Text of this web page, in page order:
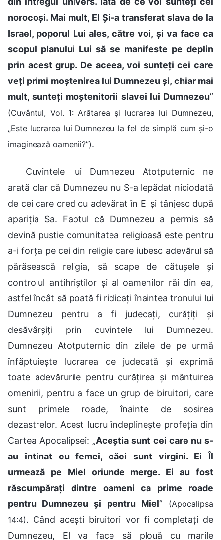
norocoși. Mai mult, El Și-a transferat slava de la
Israel, poporul Lui ales, către voi, și va face ca
scopul planului Lui să se manifeste pe deplin
prin acest grup. De aceea, voi sunteți cei care
veți primi moștenirea lui Dumnezeu și, chiar mai
mult, sunteți moștenitorii slavei lui Dumnezeu”
(Cuvântul, Vol. 1: Arătarea și lucrarea lui Dumnezeu,
„Este lucrarea lui Dumnezeu la fel de simplă cum și-o
imaginează oamenii?”).
Cuvintele lui Dumnezeu Atotputernic ne
arată clar că Dumnezeu nu S-a lepădat niciodată
de cei care cred cu adevărat în El și tânjesc după
apariția Sa. Faptul că Dumnezeu a permis să
devină pustie comunitatea religioasă este pentru
a-i forța pe cei din religie care iubesc adevărul să
părăsească religia, să scape de cătușele și
controlul antihriștilor și al oamenilor răi din ea,
astfel încât să poată fi ridicați înaintea tronului lui
Dumnezeu pentru a fi judecați, curățiți și
desăvârșiți prin cuvintele lui Dumnezeu.
Dumnezeu Atotputernic din zilele de pe urmă
înfăptuiește lucrarea de judecată și exprimă
toate adevărurile pentru curățirea și mântuirea
omenirii, pentru a face un grup de biruitori, care
sunt primele roade, înainte de sosirea
dezastrelor. Acest lucru îndeplinește profeția din
Cartea Apocalipsei: „Aceștia sunt cei care nu s-
au întinat cu femei, căci sunt virgini. Ei Îl
urmează pe Miel oriunde merge. Ei au fost
răscumpărați dintre oameni ca prime roade
pentru Dumnezeu și pentru Miel” (Apocalipsa
14:4). Când acești biruitori vor fi completați de
Dumnezeu, El va face să plouă cu marile